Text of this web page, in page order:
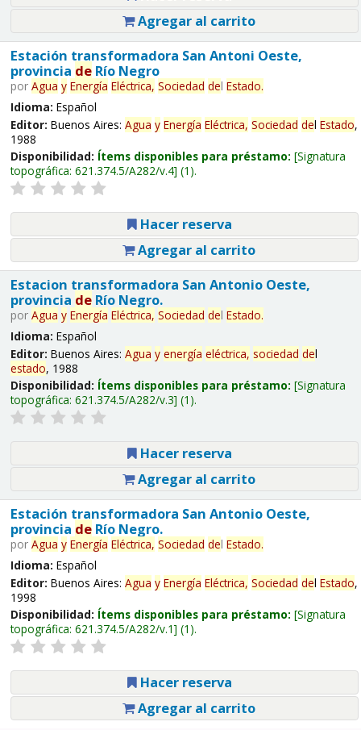
Agregar al carrito
Estación transformadora San Antoni Oeste,
provincia deRío Negro
por Agua y Energía Eléctrica, Sociedad del Estado.
Idioma: Español
Editor: Buenos Aires: Agua y Energía Eléctrica, Sociedad del Estado,
1988
Disponibilidad: Ítems disponibles para préstamo: Signatura
topográfica: 621.374.5/A282/v.4 (1).
Hacer reserva
Agregar al carrito
Estacion transformadora San Antonio Oeste,
provincia deRío Negro.
por Agua y Energía Eléctrica, Sociedad del Estado.
Idioma: Español
Editor: Buenos Aires: Agua y energía eléctrica, sociedad del
estado, 1988
Disponibilidad: Ítems disponibles para préstamo: Signatura
topográfica: 621.374.5/A282/v.3 (1).
Hacer reserva
Agregar al carrito
Estación transformadora San Antonio Oeste,
provincia deRío Negro.
por Agua y Energía Eléctrica, Sociedad del Estado.
Idioma: Español
Editor: Buenos Aires: Agua y Energía Eléctrica, Sociedad del Estado,
1998
Disponibilidad: Ítems disponibles para préstamo: Signatura
topográfica: 621.374.5/A282/v.1 (1).
Hacer reserva
Agregar al carrito